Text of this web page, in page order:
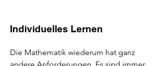
Individuelles Lernen
Die Mathematik wiederum hat ganz